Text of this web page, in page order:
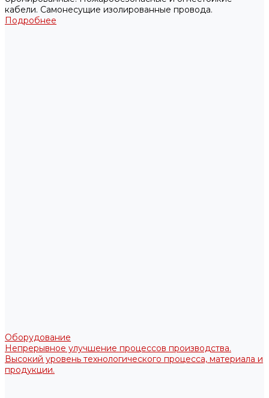
кабели. Самонесущие изолированные провода.
Подробнее
Оборудование
Непрерывное улучшение процессов производства.
Высокий уровень технологического процесса, материала и
продукции.